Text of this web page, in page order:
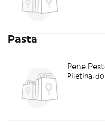
Pasta
Pene
Piletina,